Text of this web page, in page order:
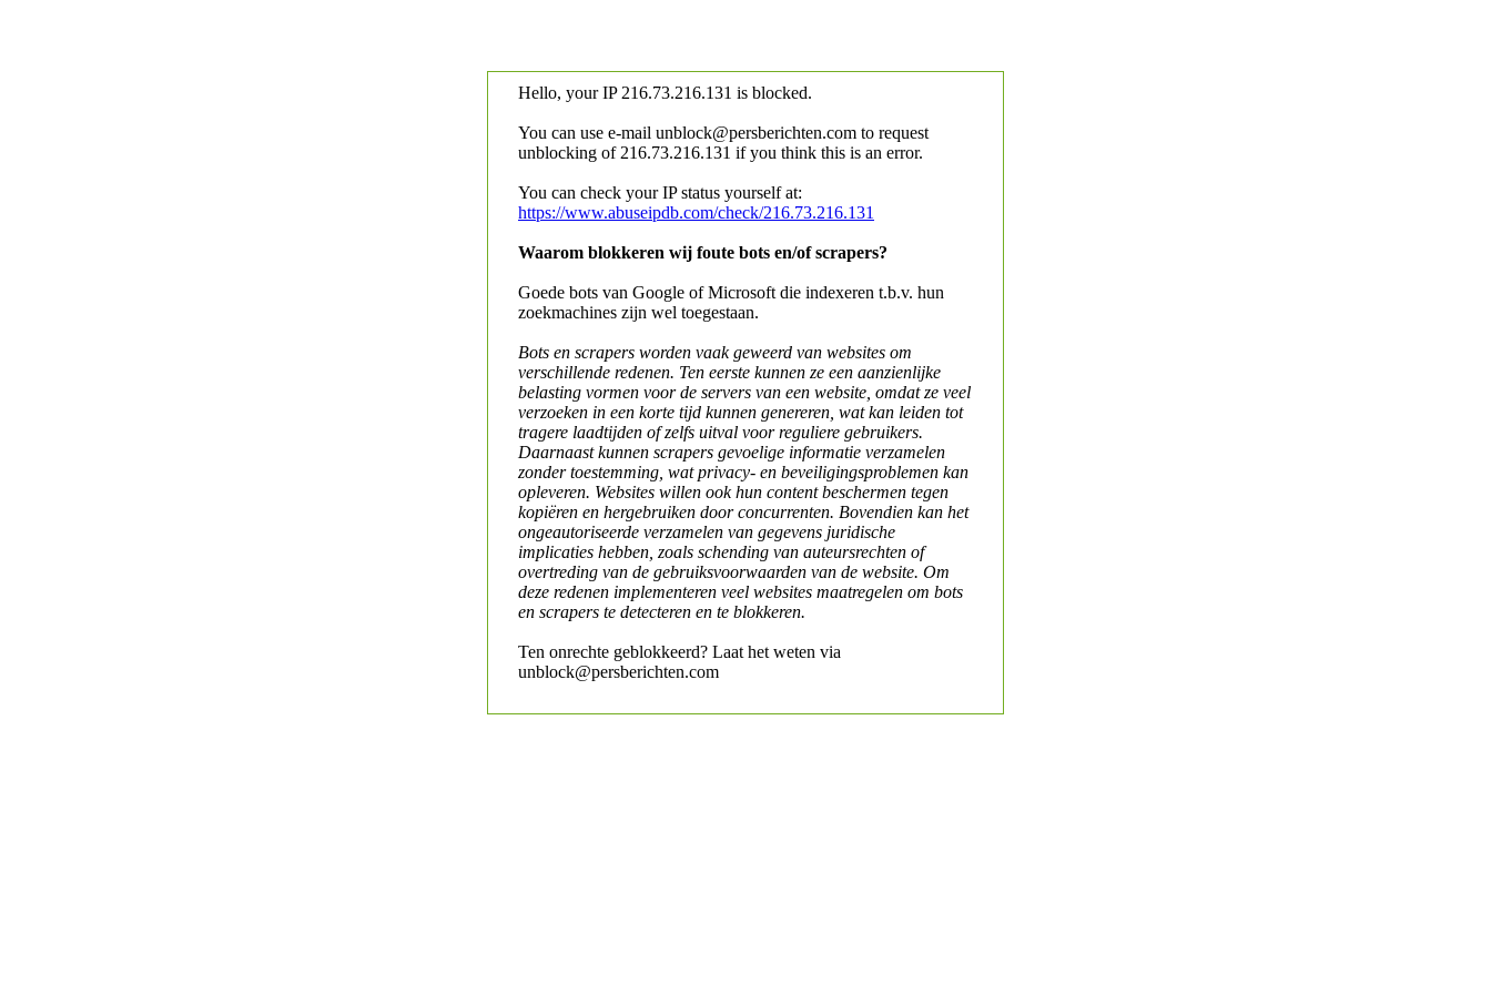
Hello, your IP 216.73.216.131 is blocked.
You can use e-mail unblock@persberichten.com to request
unblocking of 216.73.216.131 if you think this is an error.
You can check your IP status yourself at:
https://www.abuseipdb.com/check/216.73.216.131
Waarom blokkeren wij foute bots en/of scrapers?
Goede bots van Google of Microsoft die indexeren t.b.v. hun
zoekmachines zijn wel toegestaan.
Bots en scrapers worden vaak geweerd van websites om
verschillende redenen. Ten eerste kunnen ze een aanzienlijke
belasting vormen voor de servers van een website, omdat ze veel
verzoeken in een korte tijd kunnen genereren, wat kan leiden tot
tragere laadtijden of zelfs uitval voor reguliere gebruikers.
Daarnaast kunnen scrapers gevoelige informatie verzamelen
zonder toestemming, wat privacy- en beveiligingsproblemen kan
opleveren. Websites willen ook hun content beschermen tegen
kopiëren en hergebruiken door concurrenten. Bovendien kan het
ongeautoriseerde verzamelen van gegevens juridische
implicaties hebben, zoals schending van auteursrechten of
overtreding van de gebruiksvoorwaarden van de website. Om
deze redenen implementeren veel websites maatregelen om bots
en scrapers te detecteren en te blokkeren.
Ten onrechte geblokkeerd? Laat het weten via
unblock@persberichten.com